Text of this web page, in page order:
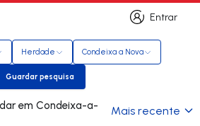
Entrar
Entrar
inicial
Herdade Condeixa a Nova
Guardar pesquisa
Guardar pesquisa
a- Mais recente